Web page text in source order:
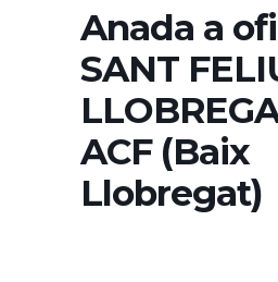
Anada a
SANT
ACF (Baix
Llobregat)